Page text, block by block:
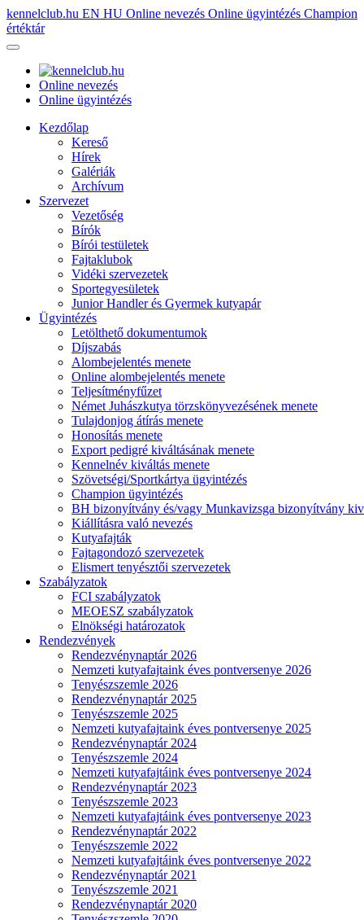
kennelclub.hu EN HU Online nevezés Online ügyintézés Champion
értéktár
Online nevezés
Online ügyintézés
Kezdőlap
Kereső
Hírek
Galériák
Archívum
Szervezet
Vezetőség
Bírók
Bírói testületek
Fajtaklubok
Vidéki szervezetek
Sportegyesületek
Junior Handler és Gyermek kutyapár
Ügyintézés
Letölthető dokumentumok
Díjszabás
Alombejelentés menete
Online alombejelentés menete
Teljesítményfűzet
Német Juhászkutya törzskönyvezésének menete
Tulajdonjog átírás menete
Honosítás menete
Export pedigré kiváltásának menete
Kennelnév kiváltás menete
Szövetségi/Sportkártya ügyintézés
Champion ügyintézés
BH bizonyítvány és/vagy Munkavizsga bizonyítvány
Kiállításra való nevezés
Kutyafajták
Fajtagondozó szervezetek
Elismert tenyésztői szervezetek
Szabályzatok
FCI szabályzatok
MEOESZ szabályzatok
Elnökségi határozatok
Rendezvények
Rendezvénynaptár 2026
Nemzeti kutyafajtaink éves pontversenye 2026
Tenyészszemle 2026
Rendezvénynaptár 2025
Tenyészszemle 2025
Nemzeti kutyafajtaink éves pontversenye 2025
Rendezvénynaptár 2024
Tenyészszemle 2024
Nemzeti kutyafajtáink éves pontversenye 2024
Rendezvénynaptár 2023
Tenyészszemle 2023
Nemzeti kutyafajtáink éves pontversenye 2023
Rendezvénynaptár 2022
Tenyészszemle 2022
Nemzeti kutyafajtáink éves pontversenye 2022
Rendezvénynaptár 2021
Tenyészszemle 2021
Rendezvénynaptár 2020